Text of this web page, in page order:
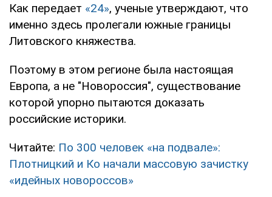
Как передает «24», ученые утверждают, что
именно здесь пролегали южные границы
Литовского княжества.
Поэтому в этом регионе была настоящая
Европа, а не "Новороссия", существование
которой упорно пытаются доказать
российские историки.
Читайте: По 300 человек «на подвале»:
Плотницкий и Ко начали массовую зачистку
«идейных новороссов»